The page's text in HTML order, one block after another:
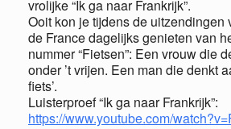
vrolijke “Ik ga naar Frankrijk”.
Ooit kon je tijdens de uitzendingen
de France dagelijks genieten van
nummer “Fietsen”: Een vrouw die
onder ’t vrijen. Een man die denkt
fiets’.
Luisterproef “Ik ga naar Frankrijk”:
https://www.youtube.com/